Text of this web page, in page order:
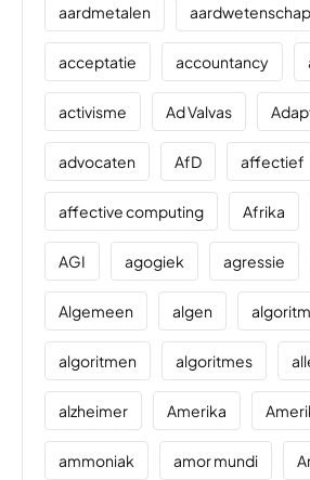
aardmetalen
acceptatie accountancy
activisme Ad Valvas
advocaten AfD affectief
affective computing Afrika
AGI agogiek agressie
Algemeen algen
algoritmen algoritmes
alzheimer Amerika
ammoniak amor mundi